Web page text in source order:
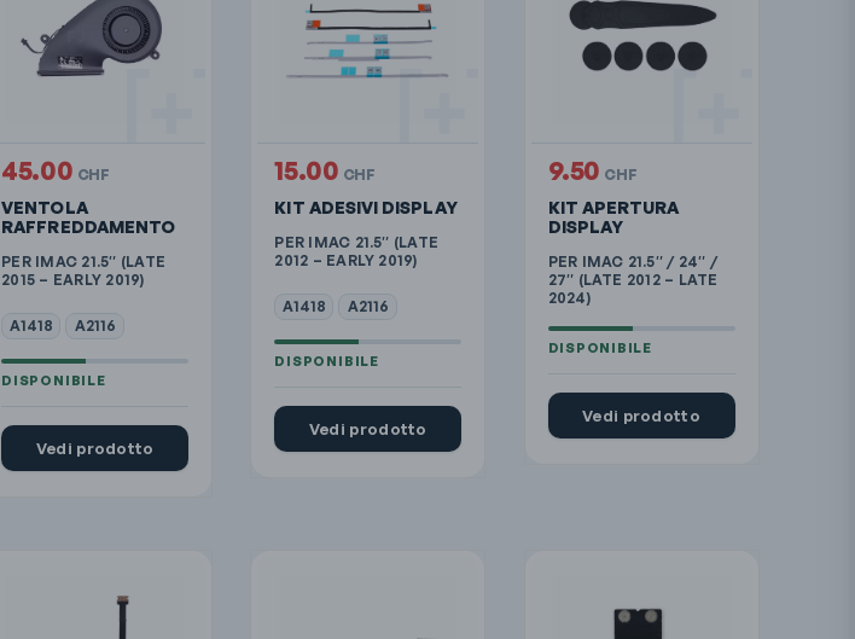
VENTOLA
RAFFREDDAMENTO
PER IMAC 21.5″ (LATE
2015 – EARLY 2019)
A1418 A2116
45.00 CHF
Vedi prodotto
KIT ADESIVI DISPLAY
PER IMAC 21.5″ (LATE
2012 – EARLY 2019)
A1418 A2116
15.00 CHF
Vedi prodotto
KIT APERTURA
DISPLAY
PER IMAC 21.5″ / 24″ /
27″ (LATE 2012 – LATE
2024)
9.50 CHF
Vedi prodotto